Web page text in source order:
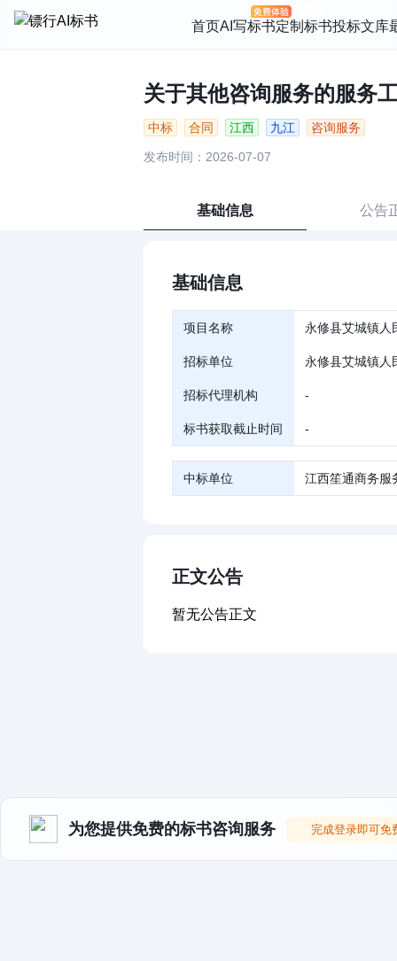
首页AI写标书定制标书投标文库
关于其他咨询服务的服务
中标 合同 江西 九江 咨询服务
发布时间：2026-07-07
基础信息 公告
基础信息
项目名称 永修县艾城镇人
招标单位 永修县艾城镇人
招标代理机构 -
标书获取截止时间 -
中标单位 江西笙通商务服
正文公告
暂无公告正文
为您提供免费的标书咨询服务 完成登录即可免